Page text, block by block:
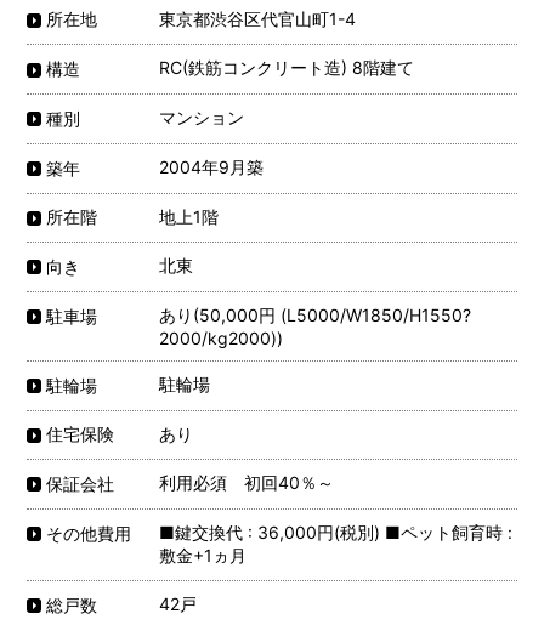
所在地 東京都渋谷区代官山町1-4
構造 RC(鉄筋コンクリート造) 8階建て
種別 マンション
築年 2004年9月築
所在階 地上1階
向き 北東
駐車場
あり(50,000円 (L5000/W1850/H1550?
2000/kg2000))
駐輪場 駐輪場
住宅保険 あり
保証会社 利用必須 初回40％～
その他費用
■鍵交換代 : 36,000円(税別) ■ペット飼育時 :
敷金+1ヵ月
総戸数 42戸